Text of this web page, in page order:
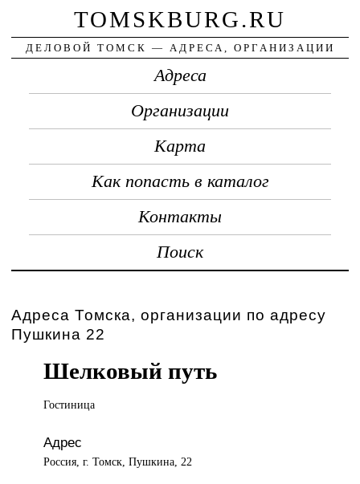
TOMSKBURG.RU
ДЕЛОВОЙ ТОМСК — АДРЕСА, ОРГАНИЗАЦИИ
Адреса
Организации
Карта
Как попасть в каталог
Контакты
Поиск
Адреса Томска, организации по адресу
Пушкина 22
Шелковый путь
Гостиница
Адрес
Россия, г. Томск, Пушкина, 22